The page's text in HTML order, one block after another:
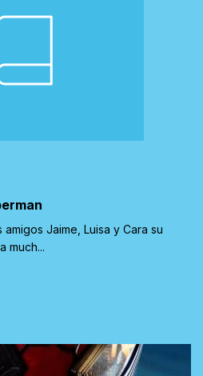
Jaime, Luisa y Cara su
much...